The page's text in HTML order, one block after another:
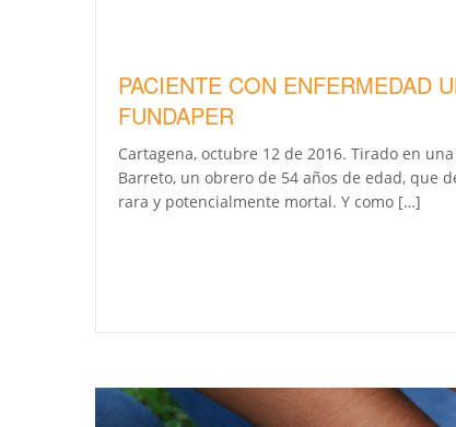
PACIENTE CON ENFERMEDAD
FUNDAPER
Cartagena, octubre 12 de 2016. Tirado en
Barreto, un obrero de 54 años de edad, que
rara y potencialmente mortal. Y como […]